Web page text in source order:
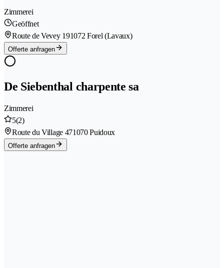
Zimmerei
Geöffnet
Route de Vevey 191072 Forel (Lavaux)
Offerte anfragen
De Siebenthal charpente sa
Zimmerei
5(2)
Route du Village 471070 Puidoux
Offerte anfragen